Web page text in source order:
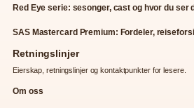
Red Eye serie: sesonger, cast og hvor du ser
SAS Mastercard Premium: Fordeler,
Retningslinjer
Eierskap, retningslinjer og kontaktpunkter for lesere.
Om oss